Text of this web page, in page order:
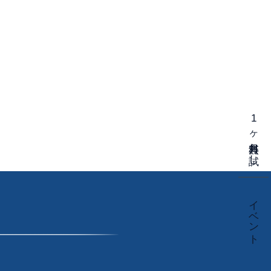
1ヶ月無料お試し
イベント